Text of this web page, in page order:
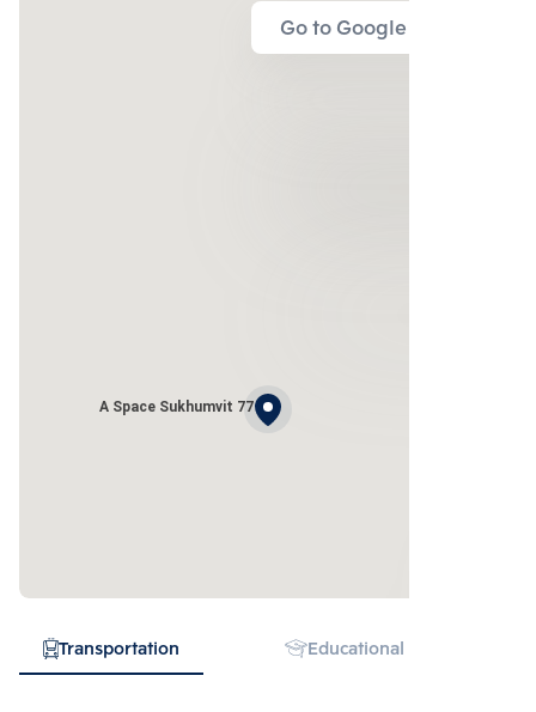
Go to Google Map
A Space Sukhumvit 77
Transportation Educational Institution